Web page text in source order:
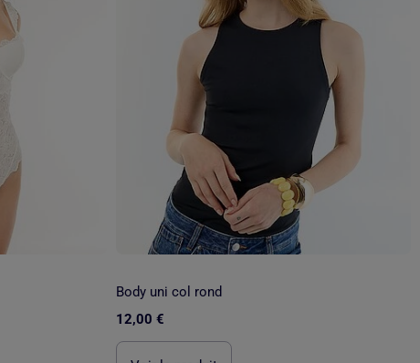
Body uni col rond
12,00 €